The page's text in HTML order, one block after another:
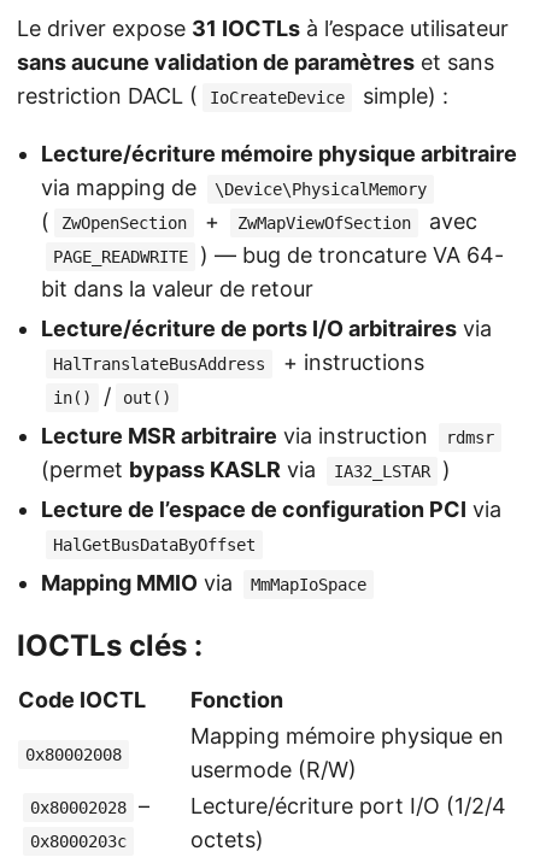
Le driver expose 31 IOCTLs à l’espace utilisateur
sans aucune validation de paramètres et sans
restriction DACL (
IoCreateDevice simple) :
Lecture/écriture mémoire physique arbitraire
via mapping de
\Device\PhysicalMemory
( ZwOpenSection + ZwMapViewOfSection avec
PAGE_READWRITE
) — bug de troncature VA 64-
bit dans la valeur de retour
Lecture/écriture de ports I/O arbitraires via
HalTranslateBusAddress + instructions
in() / out()
Lecture MSR arbitraire via instruction rdmsr
(permet bypass KASLR via IA32_LSTAR
)
Lecture de l’espace de configuration PCI via
HalGetBusDataByOffset
Mapping MMIO via MmMapIoSpace
IOCTLs clés :
Code IOCTL Fonction
0x80002008
Mapping mémoire physique en
usermode (R/W)
0x80002028 –
0x8000203c
Lecture/écriture port I/O (1/2/4
octets)